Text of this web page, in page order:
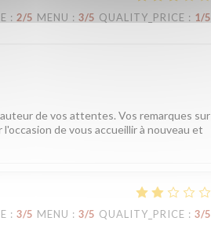
: 2/5 MENU : 3/5 QUALITY_PRICE : 1/5
de vos attentes. Vos remarques sur
de vous accueillir à nouveau et
: 3/5 MENU : 3/5 QUALITY_PRICE : 3/5